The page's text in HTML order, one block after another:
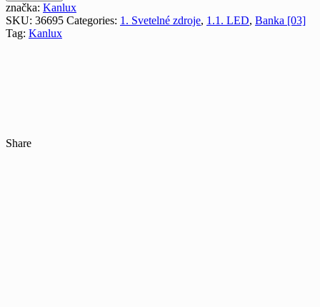
značka: Kanlux
SKU: 36695 Categories: 1. Svetelné zdroje, 1.1. LED, Banka [03]
Tag: Kanlux
Share